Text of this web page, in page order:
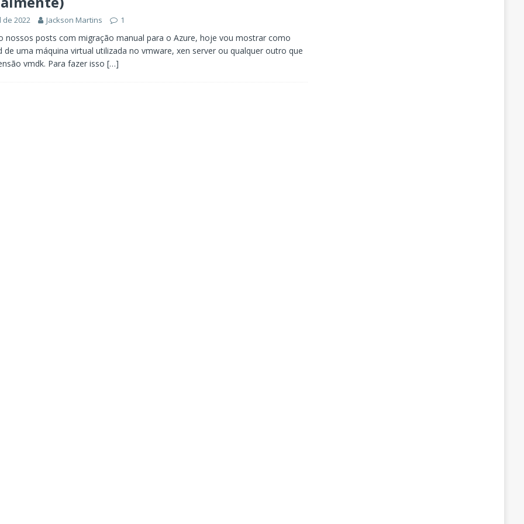
de 2022 Jackson Martins 1
nossos posts com migração manual para o Azure, hoje vou mostrar como
de uma máquina virtual utilizada no vmware, xen server ou qualquer outro que
vmdk. Para fazer isso[…]